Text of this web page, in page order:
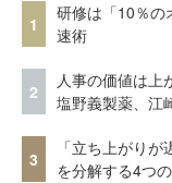
1
研修は「10％
速術
2
人事の価値は上
塩野義製薬、江
3
「立ち上がり
を分解する4つ